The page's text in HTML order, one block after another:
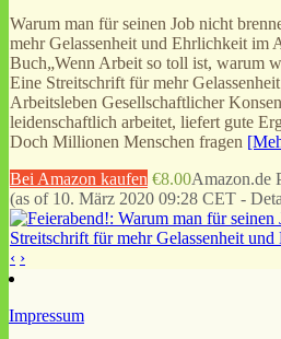
Warum man für seinen Job nicht
mehr Gelassenheit und Ehrlichkeit im
Buch„Wenn Arbeit so toll ist, warum
Eine Streitschrift für mehr
Arbeitsleben Gesellschaftlicher
leidenschaftlich arbeitet, liefert gute
Doch Millionen Menschen fragen
Bei Amazon kaufen €8.00Amazon.de
(as of 10. März 2020 09:28 CET -
‹ ›
Impressum